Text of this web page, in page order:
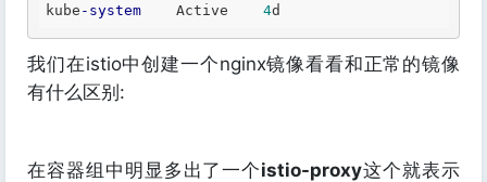
kube -system
    Active
4
我们在istio中创建一个nginx镜像看看和正常的镜像
有什么区别:
在容器组中明显多出了一个istio-proxy这个就表示